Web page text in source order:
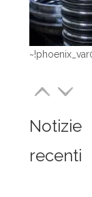
Notizie
recenti